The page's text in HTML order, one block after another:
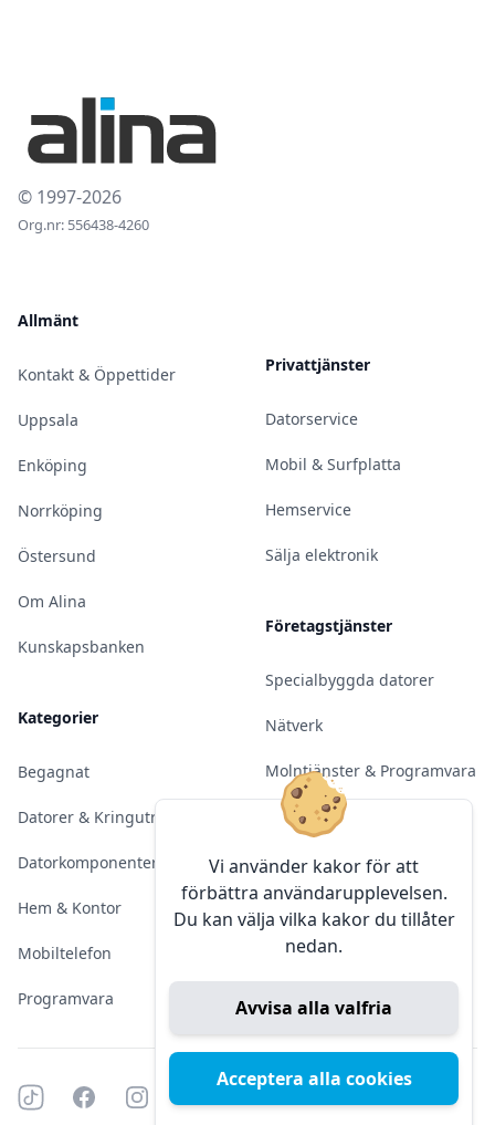
Vi använder kakor för att
förbättra användarupplevelsen.
Du kan välja vilka kakor du tillåter
nedan.
Avvisa alla valfria
Acceptera alla cookies
© 1997-2026
Org.nr: 556438-4260
Allmänt
Kontakt & Öppettider
Uppsala
Enköping
Norrköping
Östersund
Om Alina
Kunskapsbanken
Kategorier
Begagnat
Datorer & Kringutrustning
Datorkomponenter
Hem & Kontor
Mobiltelefon
Programvara
Privattjänster
Datorservice
Mobil & Surfplatta
Hemservice
Sälja elektronik
Företagstjänster
Specialbyggda datorer
Nätverk
Molntjänster & Programvara
Server & Backup
Kameraövervakning
Konferens & Public Display
Sälja elektronik
Tiktok FacebookInstagram